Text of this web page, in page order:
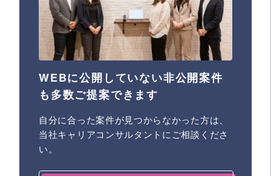
WEBに公開していない非公開案件
も多数ご提案できます
自分に合った案件が見つからなかった方は、
当社キャリアコンサルタントにご相談くださ
い。